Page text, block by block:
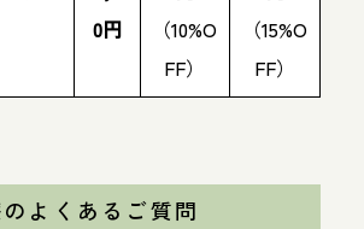
0円
（10%O
FF）
（15%O
FF）
よくあるご質問